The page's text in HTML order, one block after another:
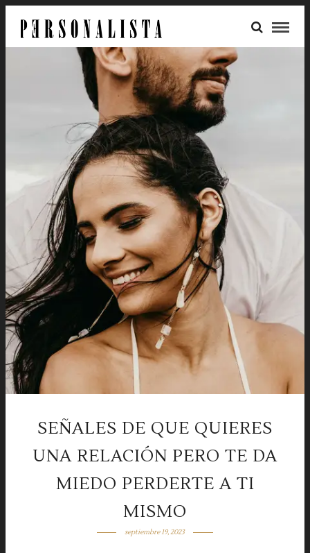
SEÑALES DE QUE QUIERES
UNA RELACIÓN PERO TE DA
MIEDO PERDERTE A TI
MISMO
septiembre 19, 2023